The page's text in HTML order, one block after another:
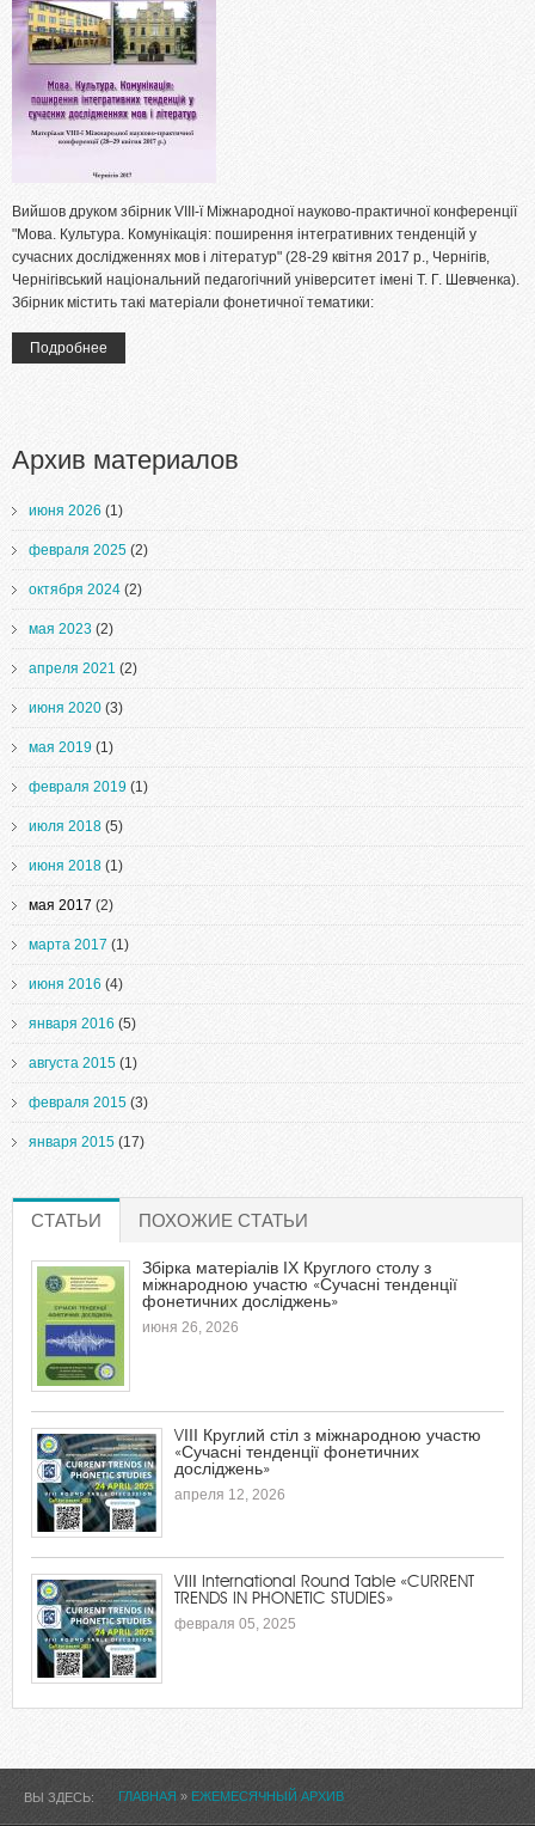
Вийшов друком збірник VIІI-ї Міжнародної науково-практичної конференції
"Мова. Культура. Комунікація: поширення інтегративних тенденцій у
сучасних дослідженнях мов і літератур" (28-29 квітня 2017 р., Чернігів,
Чернігівський національний педагогічний університет імені Т. Г. Шевченка).
Збірник містить такі матеріали фонетичної тематики:
Подробнее
Архив материалов
июня 2026 (1)
февраля 2025 (2)
октября 2024 (2)
мая 2023 (2)
апреля 2021 (2)
июня 2020 (3)
мая 2019 (1)
февраля 2019 (1)
июля 2018 (5)
июня 2018 (1)
мая 2017 (2)
марта 2017 (1)
июня 2016 (4)
января 2016 (5)
августа 2015 (1)
февраля 2015 (3)
января 2015 (17)
СТАТЬИ (АКТИВНАЯ ВКЛАДКА)
ПОХОЖИЕ СТАТЬИ
Збірка матеріалів ІХ Круглого столу з
міжнародною участю «Сучасні тенденції
фонетичних досліджень»
июня 26, 2026
VІІІ Круглий стіл з міжнародною участю
«Сучасні тенденції фонетичних
досліджень»
апреля 12, 2026
VІIІ International Round Table «CURRENT
TRENDS IN PHONETIC STUDIES»
февраля 05, 2025
ВЫ ЗДЕСЬ ГЛАВНАЯ » ЕЖЕМЕСЯЧНЫЙ АРХИВ